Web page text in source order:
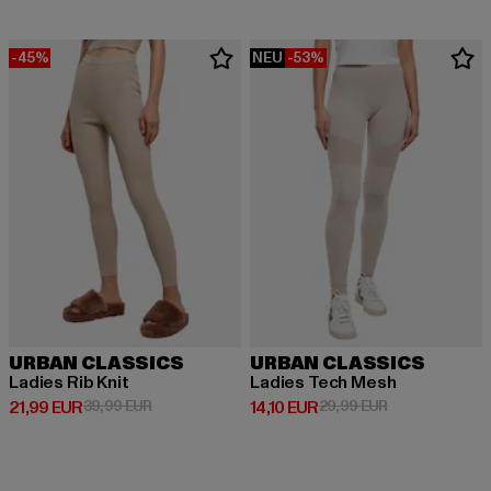
-45%
URBAN CLASSICS
Ladies Rib Knit
21,99 EUR
Derzeitiger Preis: 21,99 EUR
39,99 EURAktionspreis: 39,99 EUR
NEU -53%
URBAN CLASSICS
Ladies Tech Mesh
14,10 EUR
Derzeitiger Preis: 14,10 EUR
29,99 EURAktionspreis: